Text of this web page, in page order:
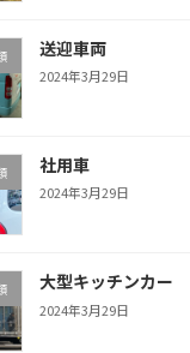
送迎車両
2024年3月29日
社用車
2024年3月29日
大型キッチンカー
2024年3月29日